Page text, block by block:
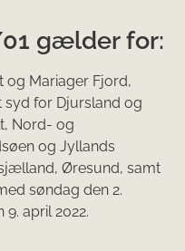
gælder for:
og Mariager Fjord,
syd for Djursland og
Nord- og
og Jyllands
Øresund, samt
søndag den 2.
april 2022.